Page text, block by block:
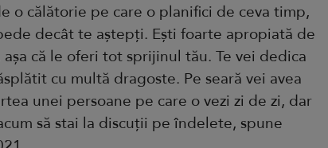
o călătorie pe care o planifici de ceva timp,
decât te aștepți. Ești foarte apropiată de
că le oferi tot sprijinul tău. Te vei dedica
cu multă dragoste. Pe seară vei avea
unei persoane pe care o vezi zi de zi, dar
să stai la discuții pe îndelete, spune